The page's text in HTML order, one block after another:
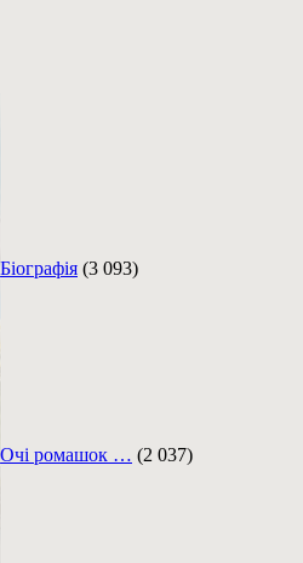
Біографія (3 093)
Очі ромашок … (2 037)